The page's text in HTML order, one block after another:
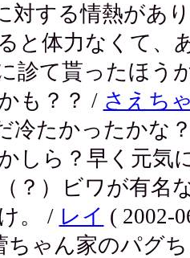
対する情熱があ
と体力なくて、
診て貰ったほう
も？？ / さえち
冷たかったかな
しら？早く元気
？）ビワが有名
。 / レイ ( 2002-
ゃん家のパグち